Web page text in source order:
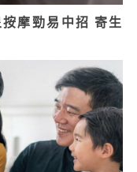
摩勁易中招 寄生